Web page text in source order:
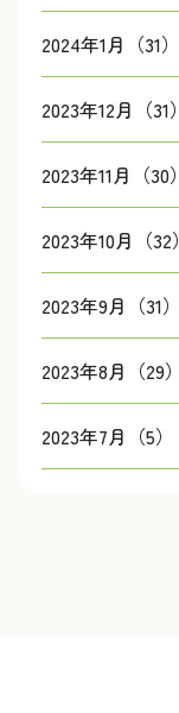
2024年1月（31）
2023年12月（31）
2023年11月（30）
2023年10月（32）
2023年9月（31）
2023年8月（29）
2023年7月（5）